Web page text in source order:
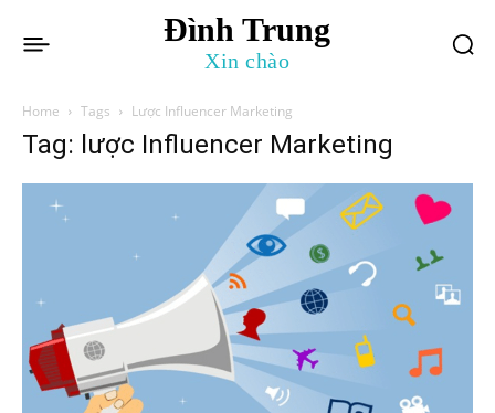
Đình Trung
Xin chào
Home Tags Lược Influencer Marketing
Tag: lược Influencer Marketing